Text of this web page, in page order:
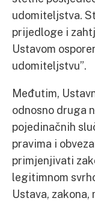
udomiteljstva.
prijedloge i
Ustavom
udomiteljstvu”.
Međutim,
odnosno druga
pojedinačnih
pravima i
primjenjivati
legitimnom
Ustava,